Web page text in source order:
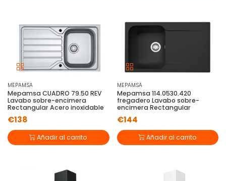
MEPAMSA
Mepamsa CUADRO 79.50 REV
Lavabo sobre-encimera
Rectangular Acero inoxidable
€138
Añadir al carrito
MEPAMSA
Mepamsa 114.0530.420
fregadero Lavabo sobre-
encimera Rectangular
€144
Añadir al carrito